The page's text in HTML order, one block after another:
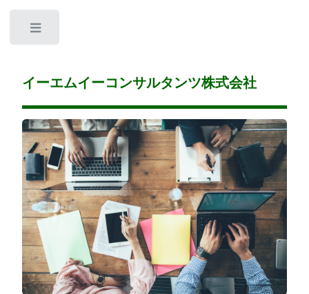
イーエムイーコンサルタンツ株式会社